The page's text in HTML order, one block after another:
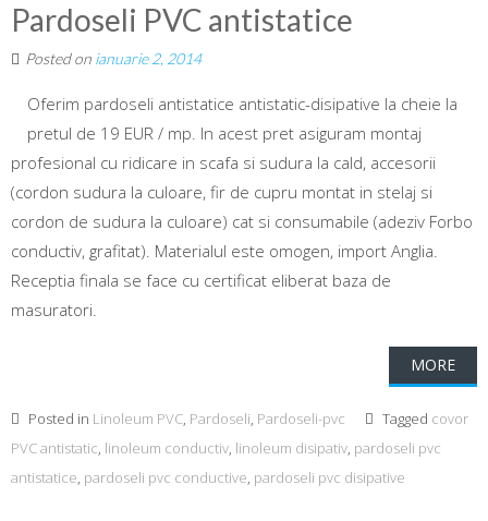
Pardoseli PVC antistatice
Posted on ianuarie 2, 2014
Oferim pardoseli antistatice antistatic-disipative la cheie la
pretul de 19 EUR / mp. In acest pret asiguram montaj
profesional cu ridicare in scafa si sudura la cald, accesorii
(cordon sudura la culoare, fir de cupru montat in stelaj si
cordon de sudura la culoare) cat si consumabile (adeziv Forbo
conductiv, grafitat). Materialul este omogen, import Anglia.
Receptia finala se face cu certificat eliberat baza de
masuratori.
MORE
Posted in Linoleum PVC, Pardoseli, Pardoseli-pvc Tagged covor
PVC antistatic, linoleum conductiv, linoleum disipativ, pardoseli pvc
antistatice, pardoseli pvc conductive, pardoseli pvc disipative